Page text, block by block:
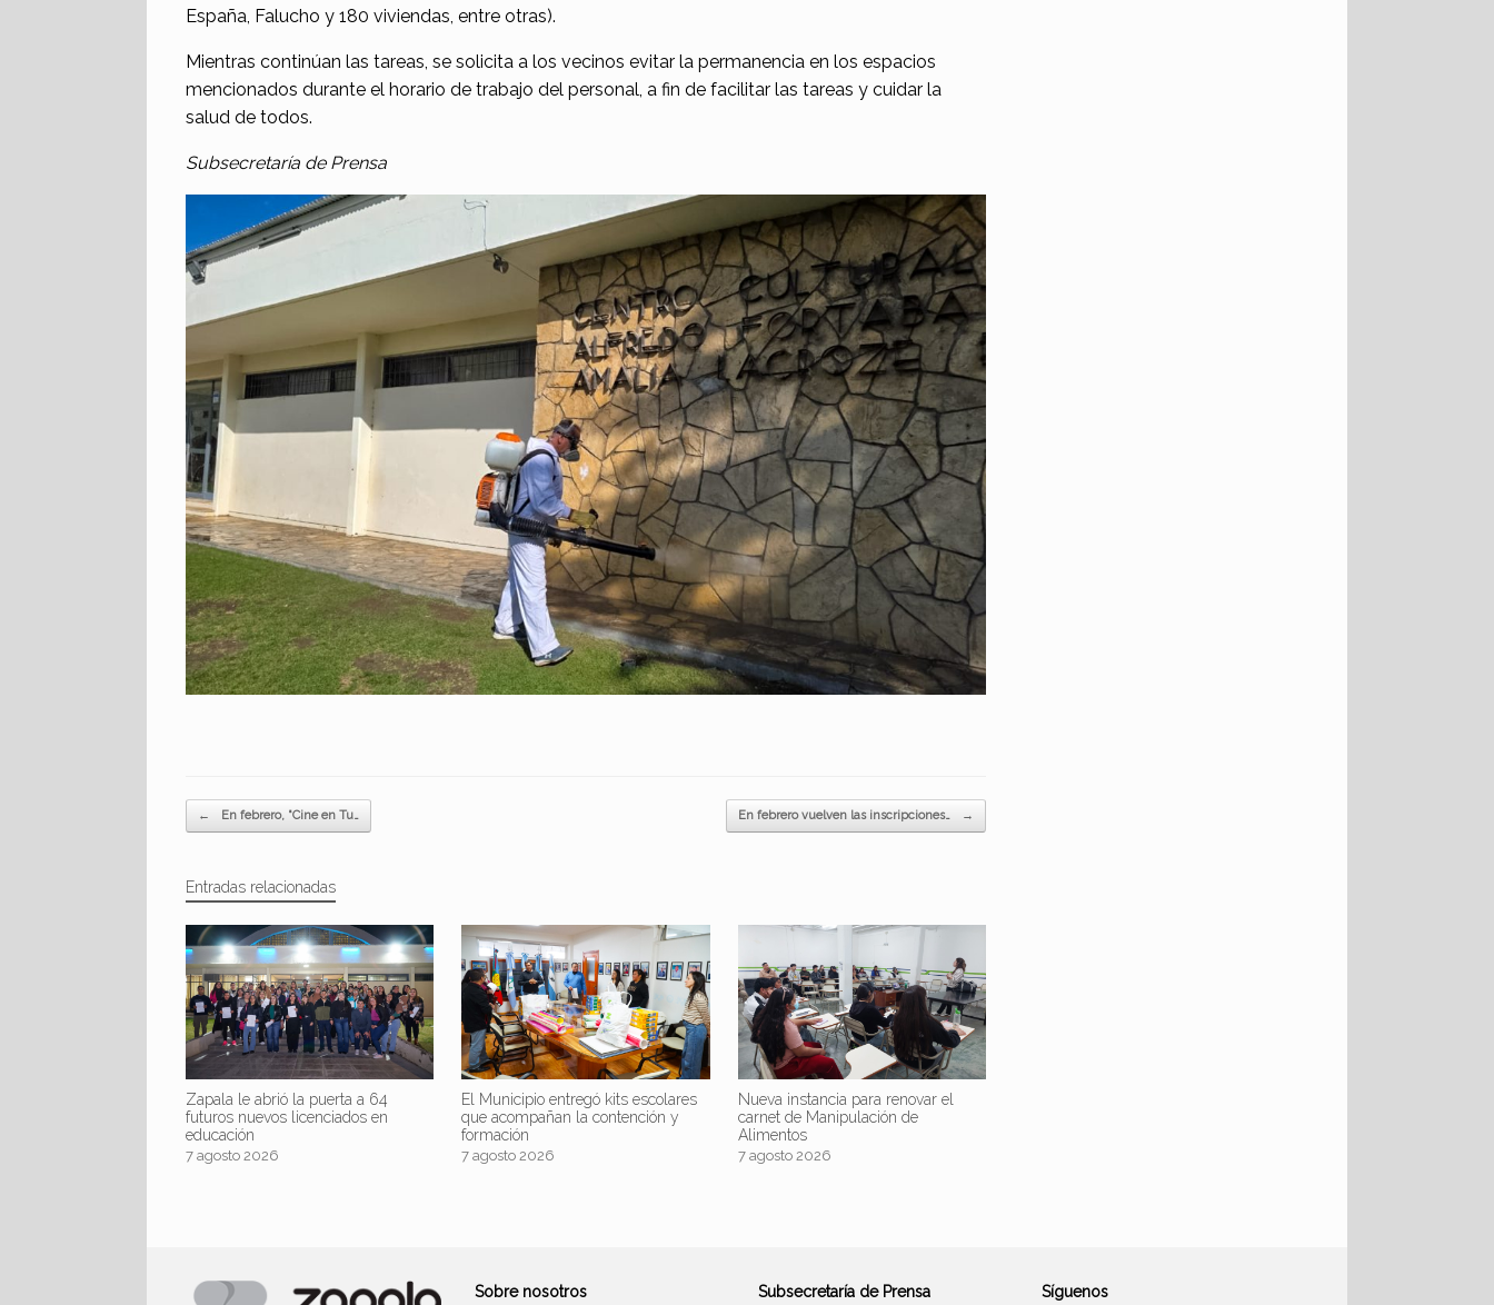
España, Falucho y 180 viviendas, entre otras).
Mientras continúan las tareas, se solicita a los vecinos evitar la permanencia en los espacios
mencionados durante el horario de trabajo del personal, a fin de facilitar las tareas y cuidar la
salud de todos.
Subsecretaría de Prensa
Navegador de artículos
← En febrero, “Cine en Tu… En febrero vuelven las inscripciones… →
Entradas relacionadas
Zapala le abrió la puerta a 64
futuros nuevos licenciados en
educación
7 agosto 2026
El Municipio entregó kits escolares
que acompañan la contención y
formación
7 agosto 2026
Nueva instancia para renovar el
carnet de Manipulación de
Alimentos
7 agosto 2026
Sobre nosotros Subsecretaría de Prensa Síguenos